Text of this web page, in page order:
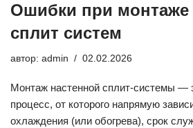
Ошибки при монтаже
сплит систем
автор: admin 02.02.2026
Монтаж настенной сплит-системы —
процесс, от которого напрямую
охлаждения (или обогрева), срок